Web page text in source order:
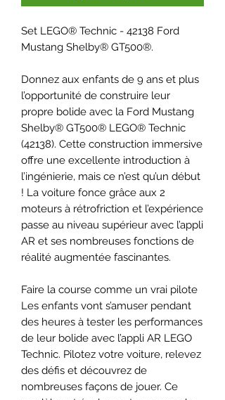
Set LEGO® Technic - 42138 Ford
Mustang Shelby® GT500®.
Donnez aux enfants de 9 ans et plus
l’opportunité de construire leur
propre bolide avec la Ford Mustang
Shelby® GT500® LEGO® Technic
(42138). Cette construction immersive
offre une excellente introduction à
l’ingénierie, mais ce n’est qu’un début
! La voiture fonce grâce aux 2
moteurs à rétrofriction et l’expérience
passe au niveau supérieur avec l’appli
AR et ses nombreuses fonctions de
réalité augmentée fascinantes.
Faire la course comme un vrai pilote
Les enfants vont s’amuser pendant
des heures à tester les performances
de leur bolide avec l’appli AR LEGO
Technic. Pilotez votre voiture, relevez
des défis et découvrez de
nombreuses façons de jouer. Ce